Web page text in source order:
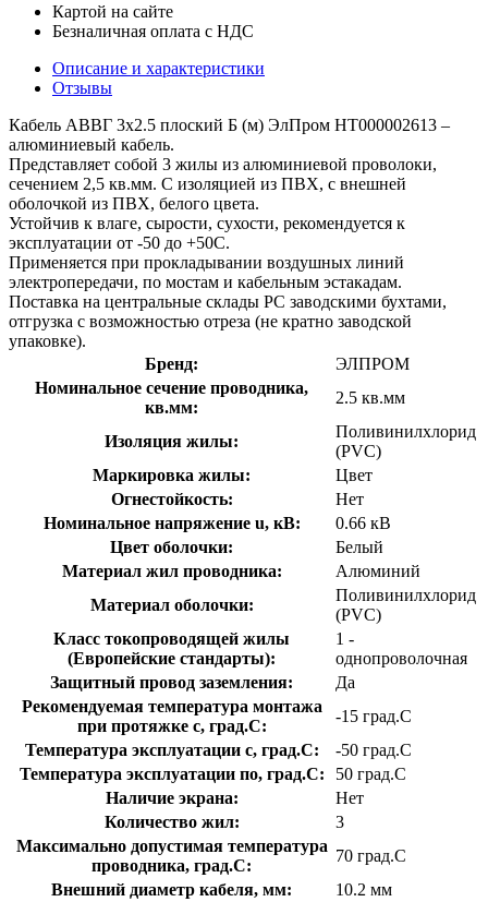
Картой на сайте
Безналичная оплата с НДС
Описание и характеристики
Отзывы
Кабель АВВГ 3х2.5 плоский Б (м) ЭлПром НТ000002613 –
алюминиевый кабель.
Представляет собой 3 жилы из алюминиевой проволоки,
сечением 2,5 кв.мм. С изоляцией из ПВХ, с внешней
оболочкой из ПВХ, белого цвета.
Устойчив к влаге, сырости, сухости, рекомендуется к
эксплуатации от -50 до +50С.
Применяется при прокладывании воздушных линий
электропередачи, по мостам и кабельным эстакадам.
Поставка на центральные склады РС заводскими бухтами,
отгрузка с возможностью отреза (не кратно заводской
упаковке).
Бренд:
ЭЛПРОМ
Номинальное сечение проводника,
кв.мм:
2.5 кв.мм
Изоляция жилы:
Поливинилхлорид
(PVC)
Маркировка жилы:
Цвет
Огнестойкость:
Нет
Номинальное напряжение u, кВ:
0.66 кВ
Цвет оболочки:
Белый
Материал жил проводника:
Алюминий
Материал оболочки:
Поливинилхлорид
(PVC)
Класс токопроводящей жилы
(Европейские стандарты):
1 -
однопроволочная
Защитный провод заземления:
Да
Рекомендуемая температура монтажа
при протяжке с, град.C:
-15 град.C
Температура эксплуатации с, град.C:
-50 град.C
Температура эксплуатации по, град.C:
50 град.C
Наличие экрана:
Нет
Количество жил:
3
Максимально допустимая температура
проводника, град.C:
70 град.C
Внешний диаметр кабеля, мм:
10.2 мм